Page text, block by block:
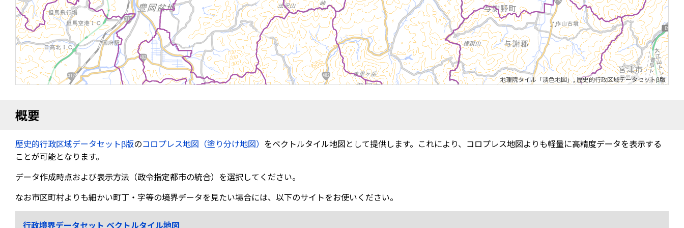
地理院タイル「淡色地図」,歴史的行政区域データセットβ版
概要
歴史的行政区域データセットβ版のコロプレス地図（塗り分け地図） をベクトルタイル地図として提供します。これにより、コロプレス地図よりも軽量に高精度データを表示する
ことが可能となります。
データ作成時点および表示方法（政令指定都市の統合）を選択してください。
なお市区町村よりも細かい町丁・字等の境界データを見たい場合には、以下のサイトをお使いください。
行政境界データセット ベクトルタイル地図